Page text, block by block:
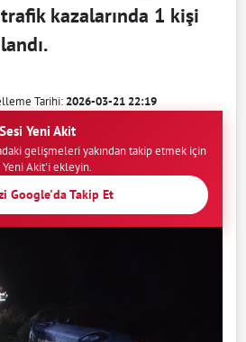
kazalarında 1 kişi
Tarihi:2026-03-21 22:19
Yeni Akit
gelişmeleri yakından takip etmek için
Akit'i ekleyin.
Google'da Takip Et